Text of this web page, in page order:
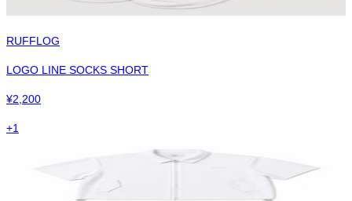
RUFFLOG
LOGO LINE SOCKS SHORT
¥2,200
+1